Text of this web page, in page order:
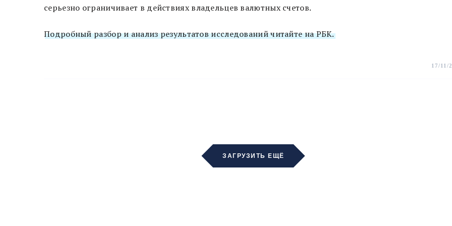
серьезно ограничивает в действиях владельцев валютных счетов.
Подробный разбор и анализ результатов исследований читайте на РБК.
17/11/
ЗАГРУЗИТЬ ЕЩЁ